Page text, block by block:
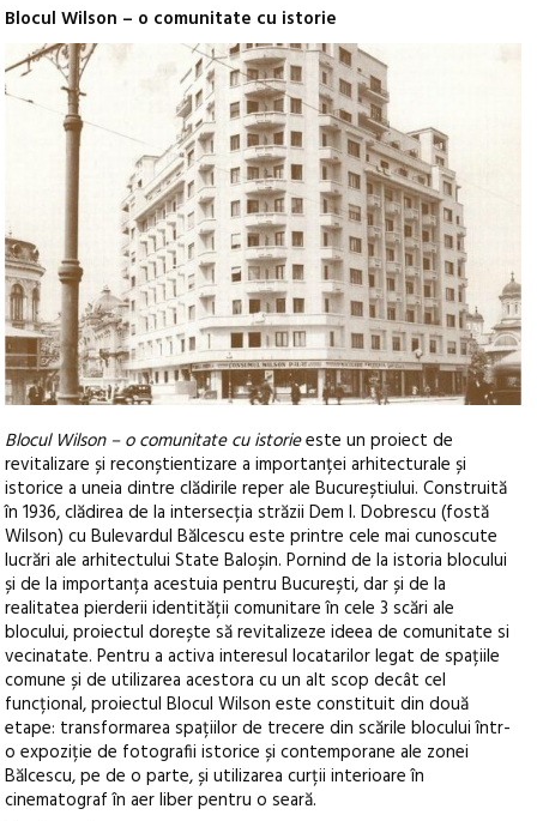
Blocul Wilson – o comunitate cu istorie
Blocul Wilson – o comunitate cu istorieeste un proiect de
revitalizare și reconștientizare a importanței arhitecturale și
istorice a uneia dintre clădirile reper ale Bucureștiului. Construită
în 1936, clădirea de la intersecția străzii Dem I. Dobrescu (fostă
Wilson) cu Bulevardul Bălcescu este printre cele mai cunoscute
lucrări ale arhitectului State Baloșin. Pornind de la istoria blocului
și de la importanța acestuia pentru București, dar și de la
realitatea pierderii identității comunitare în cele 3 scări ale
blocului, proiectul dorește să revitalizeze ideea de comunitate si
vecinatate. Pentru a activa interesul locatarilor legat de spațiile
comune și de utilizarea acestora cu un alt scop decât cel
funcțional, proiectul Blocul Wilson este constituit din două
etape: transformarea spațiilor de trecere din scările blocului într-
o expoziție de fotografii istorice și contemporane ale zonei
Bălcescu, pe de o parte, și utilizarea curții interioare în
cinematograf în aer liber pentru o seară.